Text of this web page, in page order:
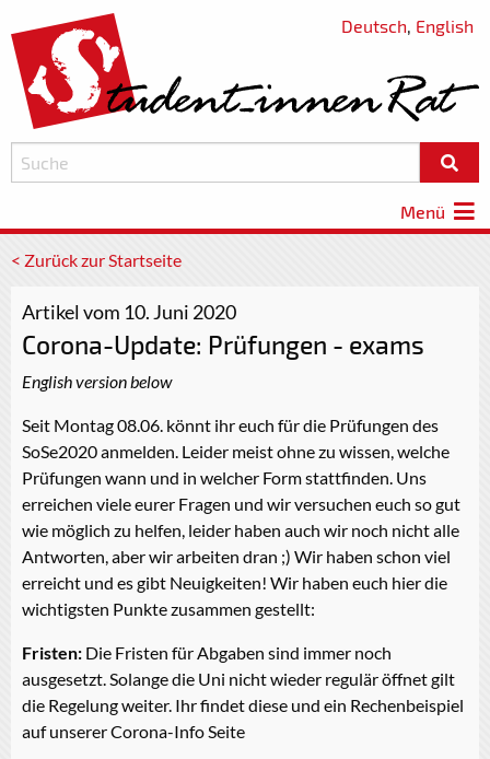
Deutsch, English
Menü
< Zurück zur Startseite
Artikel vom 10. Juni 2020
Corona-Update: Prüfungen - exams
English version below
Seit Montag 08.06. könnt ihr euch für die Prüfungen des
SoSe2020 anmelden. Leider meist ohne zu wissen, welche
Prüfungen wann und in welcher Form stattfinden. Uns
erreichen viele eurer Fragen und wir versuchen euch so gut
wie möglich zu helfen, leider haben auch wir noch nicht alle
Antworten, aber wir arbeiten dran ;) Wir haben schon viel
erreicht und es gibt Neuigkeiten! Wir haben euch hier die
wichtigsten Punkte zusammen gestellt:
Fristen: Die Fristen für Abgaben sind immer noch
ausgesetzt. Solange die Uni nicht wieder regulär öffnet gilt
die Regelung weiter. Ihr findet diese und ein Rechenbeispiel
auf unserer Corona-Info Seite